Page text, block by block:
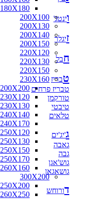
180X180
200X100
200X130
200X140
200X150
220X120
220X130
220X150
230X160
200X200
230X120
230X130
240X140
240X170
250X120
250X130
250X150
250X170
260X160
300X200
250X200
260X250
וינטג'
זיגלר
חבל
טבריז
טבריז פרחים
טורקמן
טיבטי
טלאים
ג'יג'ים
גאבה
גבה
גוש'אגן
גושאגאן
דורוחש